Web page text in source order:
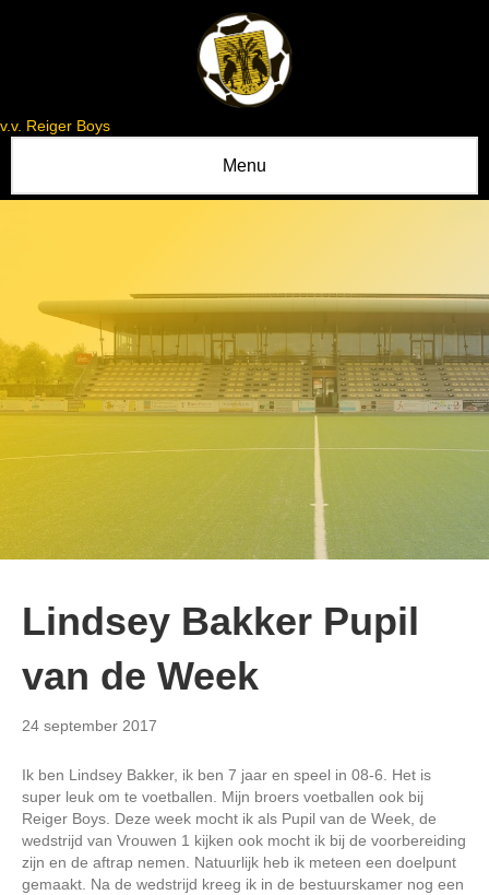
v.v. Reiger Boys
Menu
Lindsey Bakker Pupil
van de Week
24 september 2017
Ik ben Lindsey Bakker, ik ben 7 jaar en speel in 08-6. Het is
super leuk om te voetballen. Mijn broers voetballen ook bij
Reiger Boys. Deze week mocht ik als Pupil van de Week, de
wedstrijd van Vrouwen 1 kijken ook mocht ik bij de voorbereiding
zijn en de aftrap nemen. Natuurlijk heb ik meteen een doelpunt
gemaakt. Na de wedstrijd kreeg ik in de bestuurskamer nog een